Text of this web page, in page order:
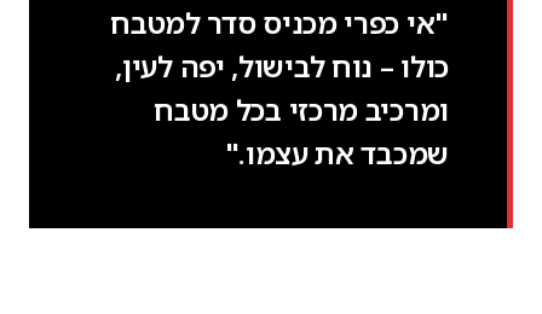
"אי כפרי מכניס סדר למטבח
כולו – נוח לבישול, יפה לעין,
ומרכיב מרכזי בכל מטבח
שמכבד את עצמו."